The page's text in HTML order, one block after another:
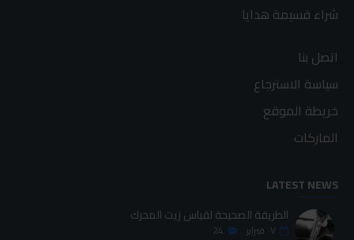
شراء قسيمة هدايا
اتصل بنا
سياسة الاسترجاع
خريطة الموقع
الماركات
LATEST NEWS
الطريقة الصحيحة لقياس زيت المحرك
٠٧ فبراير 24